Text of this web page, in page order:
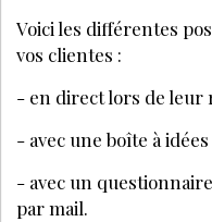
Voici les différentes
vos clientes :
- en direct lors de leur
- avec une boîte à
- avec un
par mail.